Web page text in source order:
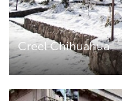
Creel Chihuahua